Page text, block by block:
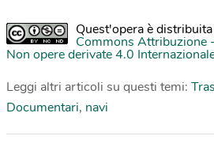
Quest'opera è
Commons Attribuzione
Non opere derivate 4.0
Leggi altri articoli su questi temi:
Documentari, navi